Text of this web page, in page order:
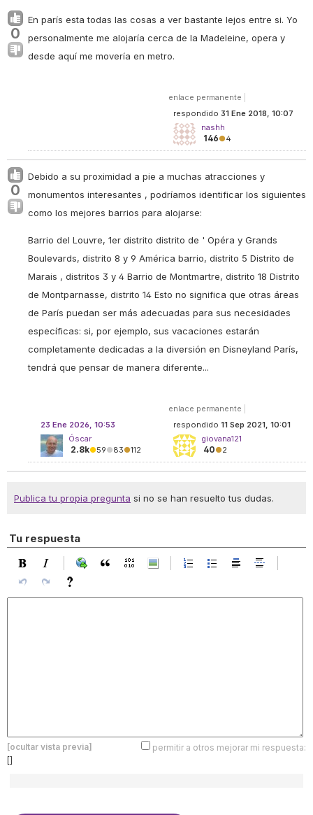
0
En parís esta todas las cosas a ver bastante lejos entre si. Yo
personalmente me alojaría cerca de la Madeleine, opera y
desde aquí me movería en metro.
enlace permanente
respondido 31 Ene 2018, 10:07
nashh
146●4
0
Debido a su proximidad a pie a muchas atracciones y
monumentos interesantes , podríamos identificar los siguientes
como los mejores barrios para alojarse:
Barrio del Louvre, 1er distrito distrito de ' Opéra y Grands
Boulevards, distrito 8 y 9 América barrio, distrito 5 Distrito de
Marais , distritos 3 y 4 Barrio de Montmartre, distrito 18 Distrito
de Montparnasse, distrito 14 Esto no significa que otras áreas
de París puedan ser más adecuadas para sus necesidades
específicas: si, por ejemplo, sus vacaciones estarán
completamente dedicadas a la diversión en Disneyland París,
tendrá que pensar de manera diferente...
enlace permanente
respondido 11 Sep 2021, 10:01
giovana121
40●2
23 Ene 2026, 10:53
Óscar
2.8k●59●83●112
Publica tu propia pregunta si no se han resuelto tus dudas.
Tu respuesta
[ocultar vista previa]
permitir a otros mejorar mi respuesta:
[]